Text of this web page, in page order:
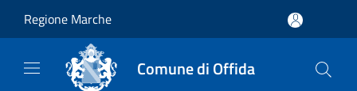
Regione Marche
Comune di Offida